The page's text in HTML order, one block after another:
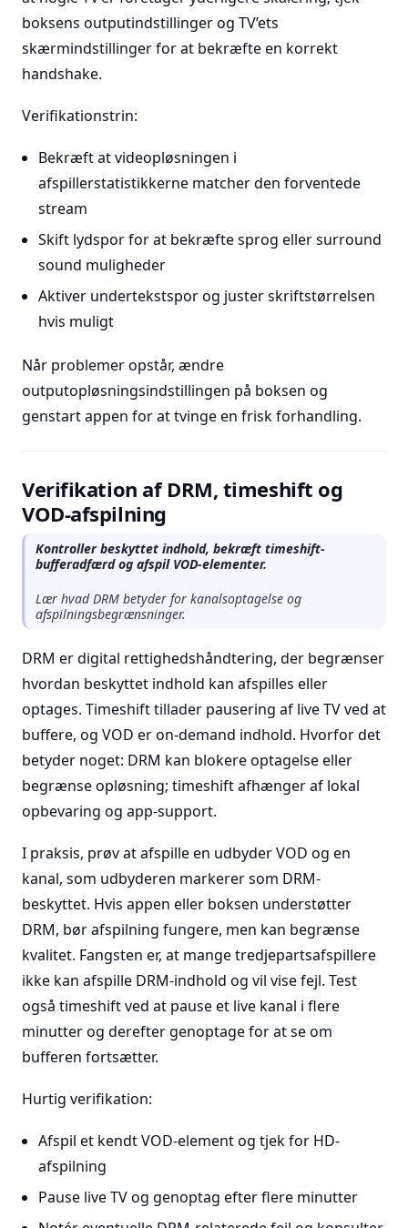
boksens outputindstillinger og TV’ets
skærmindstillinger for at bekræfte en korrekt
handshake.
Verifikationstrin:
Bekræft at videopløsningen i
afspillerstatistikkerne matcher den forventede
stream
Skift lydspor for at bekræfte sprog eller surround
sound muligheder
Aktiver undertekstspor og juster skriftstørrelsen
hvis muligt
Når problemer opstår, ændre
outputopløsningsindstillingen på boksen og
genstart appen for at tvinge en frisk forhandling.
Verifikation af DRM, timeshift og
VOD-afspilning
Kontroller beskyttet indhold, bekræft timeshift-
bufferadfærd og afspil VOD-elementer.
Lær hvad DRM betyder for kanalsoptagelse og
afspilningsbegrænsninger.
DRM er digital rettighedshåndtering, der begrænser
hvordan beskyttet indhold kan afspilles eller
optages. Timeshift tillader pausering af live TV ved at
buffere, og VOD er on-demand indhold. Hvorfor det
betyder noget: DRM kan blokere optagelse eller
begrænse opløsning; timeshift afhænger af lokal
opbevaring og app-support.
I praksis, prøv at afspille en udbyder VOD og en
kanal, som udbyderen markerer som DRM-
beskyttet. Hvis appen eller boksen understøtter
DRM, bør afspilning fungere, men kan begrænse
kvalitet. Fangsten er, at mange tredjepartsafspillere
ikke kan afspille DRM-indhold og vil vise fejl. Test
også timeshift ved at pause et live kanal i flere
minutter og derefter genoptage for at se om
bufferen fortsætter.
Hurtig verifikation:
Afspil et kendt VOD-element og tjek for HD-
afspilning
Pause live TV og genoptag efter flere minutter